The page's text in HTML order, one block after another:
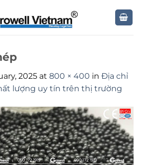
2025 at 800 × 400 in Địa chỉ
lượng uy tín trên thị trường